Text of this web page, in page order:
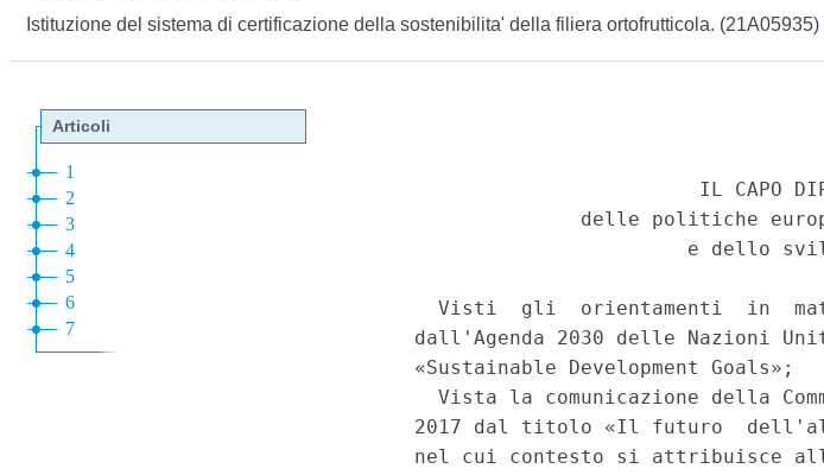
Istituzione del sistema di certificazione della sostenibilita' della filiera ortofrutticola. (21A05935)